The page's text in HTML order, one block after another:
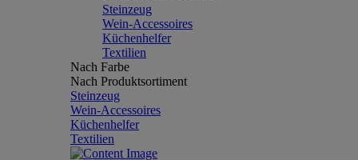
Steinzeug
Wein-Accessoires
Küchenhelfer
Textilien
Nach Farbe
Nach Produktsortiment
Steinzeug
Wein-Accessoires
Küchenhelfer
Textilien